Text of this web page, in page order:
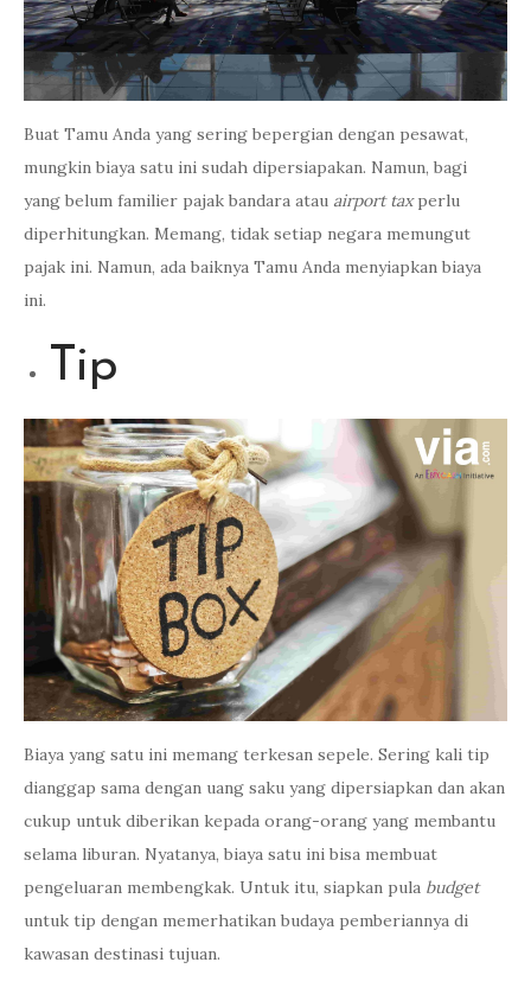
Buat Tamu Anda yang sering bepergian dengan pesawat,
mungkin biaya satu ini sudah dipersiapakan. Namun, bagi
yang belum familier pajak bandara atau airport taxperlu
diperhitungkan. Memang, tidak setiap negara memungut
pajak ini. Namun, ada baiknya Tamu Anda menyiapkan biaya
ini.
Tip
Biaya yang satu ini memang terkesan sepele. Sering kali tip
dianggap sama dengan uang saku yang dipersiapkan dan akan
cukup untuk diberikan kepada orang-orang yang membantu
selama liburan. Nyatanya, biaya satu ini bisa membuat
pengeluaran membengkak. Untuk itu, siapkan pula budget
untuk tip dengan memerhatikan budaya pemberiannya di
kawasan destinasi tujuan.